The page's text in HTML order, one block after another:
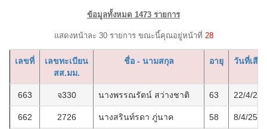
ข้อมูลทั้งหมด 1473 รายการ
แสดงหน้าละ 30 รายการ ขณะนี้คุณอยู่หน้าที่ 28
เลขที่
เลขทะเบียน
สส.มม.
ชื่อ - นามสกุล อายุ วันที่เสีย
663 จ330 นางพรรณรัตน์ สว่างชาติ 63 22/4/
662 2726 นางสรินท์รดา ภู่นาค 58 8/4/2563